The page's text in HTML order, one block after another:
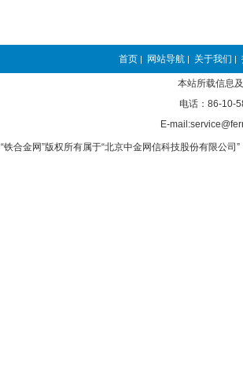
首页 | 网站导航 | 关于我们 |
本站所载信息
电话：86-10-
E-
“铁合金网”版权所有属于“北京中金网信科技股份有限公司